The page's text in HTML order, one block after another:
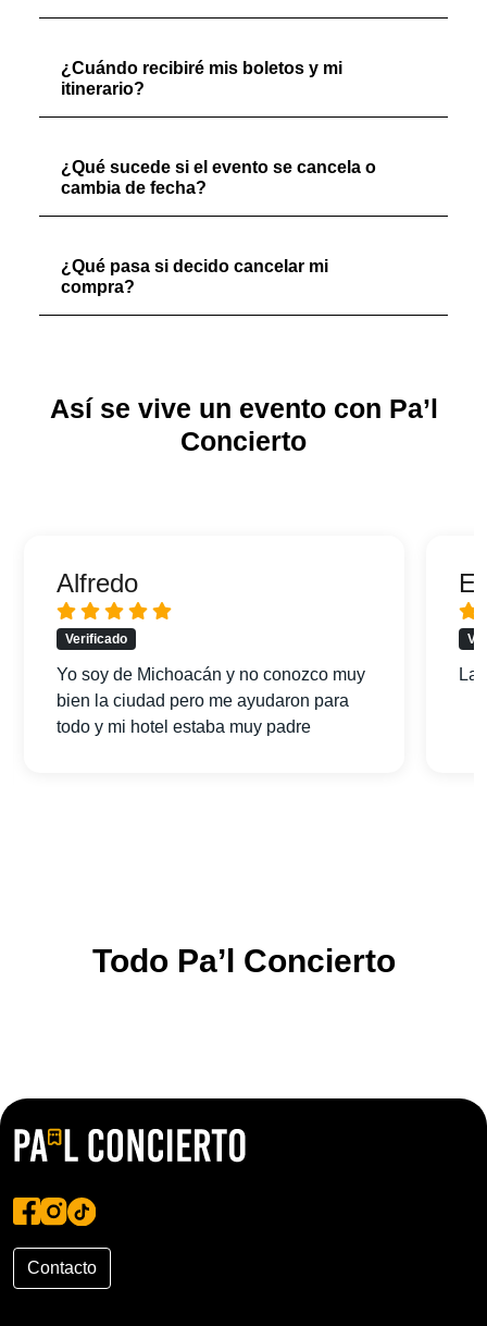
¿Cuándo recibiré mis boletos y mi
itinerario?
¿Qué sucede si el evento se cancela o
cambia de fecha?
¿Qué pasa si decido cancelar mi
compra?
Así se vive un evento con Pa’l
Concierto
Alfredo
Verificado
Yo soy de Michoacán y no conozco muy
bien la ciudad pero me ayudaron para
todo y mi hotel estaba muy padre
La
Todo Pa’l Concierto
Contacto